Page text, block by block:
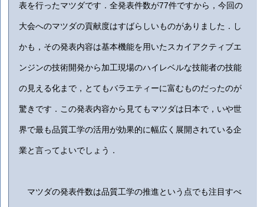
表を行ったマツダです．全発表件数が77件ですから，今回の
大会へのマツダの貢献度はすばらしいものがありました．し
かも，その発表内容は基本機能を用いたスカイアクティブエ
ンジンの技術開発から加工現場のハイレベルな技能者の技能
の見える化まで，とてもバラエティーに富むものだったのが
驚きです．この発表内容から見てもマツダは日本で，いや世
界で最も品質工学の活用が効果的に幅広く展開されている企
業と言ってよいでしょう．
マツダの発表件数は品質工学の推進という点でも注目すべ